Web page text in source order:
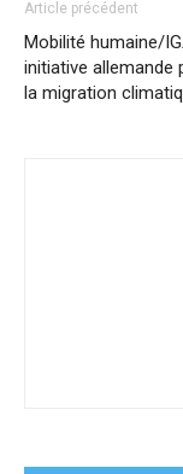
Article précédent
Mobilité humaine/
initiative allemande
la migration